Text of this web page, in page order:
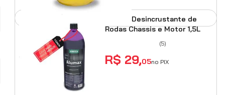
Alumax Desincrustante de
Rodas Chassis e Motor 1,5L
(5)
R$ 29,05no PIX